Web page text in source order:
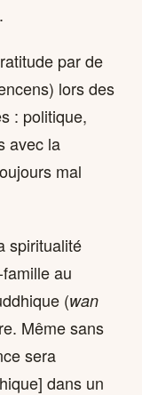
par de
lors des
: politique,
avec la
mal
spiritualité
au
(wan
Même sans
sera
dans un